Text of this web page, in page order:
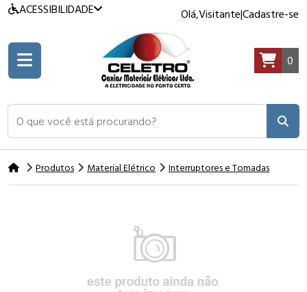
ACESSIBILIDADE Olá,Visitante|Cadastre-se
O que você está procurando?
0
Produtos Material Elétrico Interruptores e Tomadas